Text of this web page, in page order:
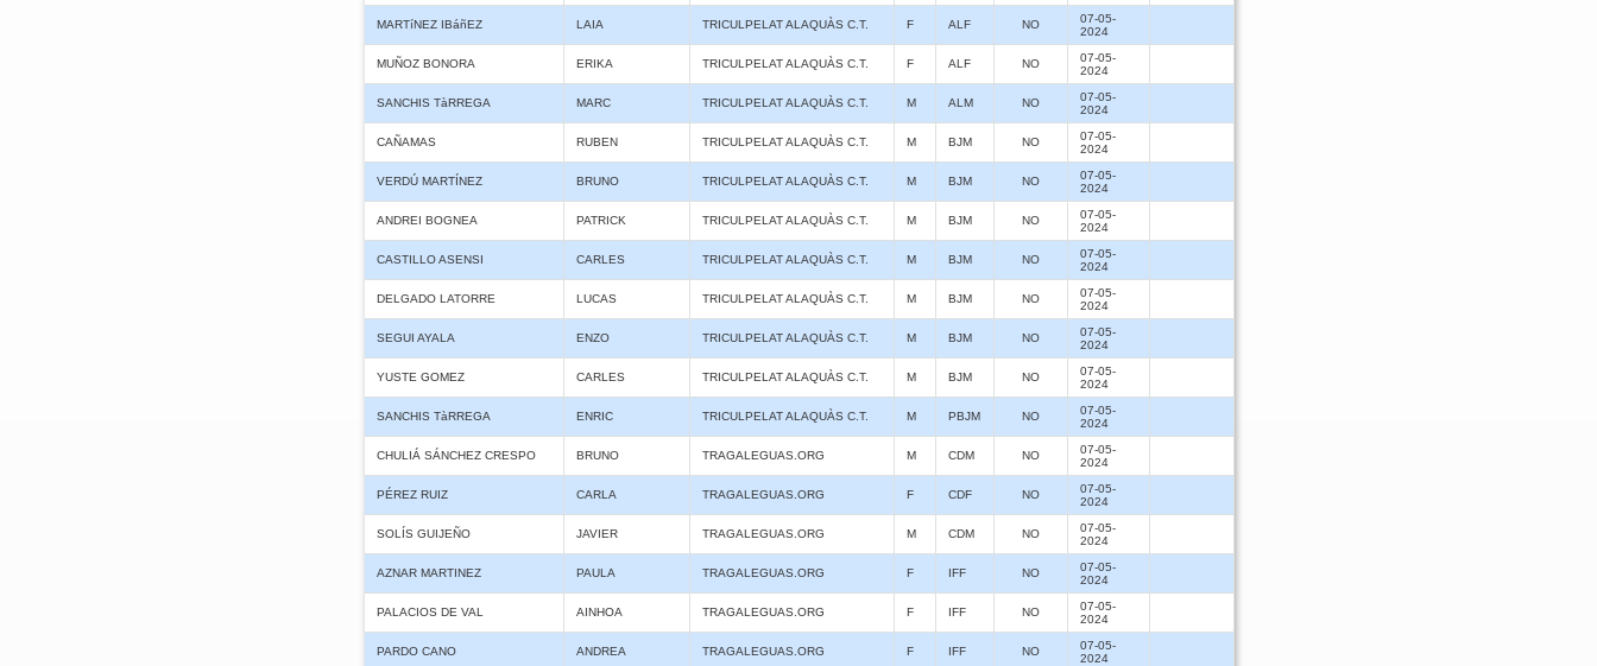
MARTíNEZ IBáñEZ LAIA TRICULPELAT ALAQUÀS C.T. F ALF NO
07-05-
2024
MUÑOZ BONORA ERIKA TRICULPELAT ALAQUÀS C.T. F ALF NO
07-05-
2024
SANCHIS TàRREGA MARC TRICULPELAT ALAQUÀS C.T. M ALM NO
07-05-
2024
CAÑAMAS RUBEN TRICULPELAT ALAQUÀS C.T. M BJM NO
07-05-
2024
VERDÚ MARTÍNEZ BRUNO TRICULPELAT ALAQUÀS C.T. M BJM NO
07-05-
2024
ANDREI BOGNEA PATRICK TRICULPELAT ALAQUÀS C.T. M BJM NO
07-05-
2024
CASTILLO ASENSI CARLES TRICULPELAT ALAQUÀS C.T. M BJM NO
07-05-
2024
DELGADO LATORRE LUCAS TRICULPELAT ALAQUÀS C.T. M BJM NO
07-05-
2024
SEGUI AYALA ENZO TRICULPELAT ALAQUÀS C.T. M BJM NO
07-05-
2024
YUSTE GOMEZ CARLES TRICULPELAT ALAQUÀS C.T. M BJM NO
07-05-
2024
SANCHIS TàRREGA ENRIC TRICULPELAT ALAQUÀS C.T. M PBJM NO
07-05-
2024
CHULIÁ SÁNCHEZ CRESPO BRUNO TRAGALEGUAS.ORG M CDM NO
07-05-
2024
PÉREZ RUIZ CARLA TRAGALEGUAS.ORG F CDF NO
07-05-
2024
SOLÍS GUIJEÑO JAVIER TRAGALEGUAS.ORG M CDM NO
07-05-
2024
AZNAR MARTINEZ PAULA TRAGALEGUAS.ORG F IFF NO
07-05-
2024
PALACIOS DE VAL AINHOA TRAGALEGUAS.ORG F IFF NO
07-05-
2024
PARDO CANO ANDREA TRAGALEGUAS.ORG F IFF NO
07-05-
2024